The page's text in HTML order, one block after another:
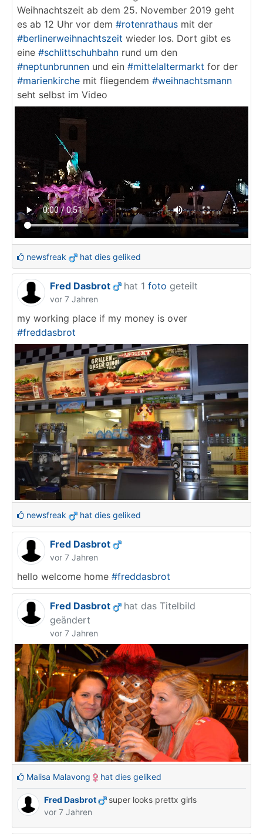
Weihnachtszeit ab dem 25. November 2019 geht
es ab 12 Uhr vor dem #rotenrathaus mit der
#berlinerweihnachtszeit wieder los. Dort gibt es
eine #schlittschuhbahn rund um den
#neptunbrunnen und ein #mittelaltermarkt for der
#marienkirche mit fliegendem #weihnachtsmann
seht selbst im Video
newsfreak hat dies geliked
Fred Dasbrot hat 1 foto geteilt
vor 7 Jahren
my working place if my money is over
#freddasbrot
newsfreak hat dies geliked
Fred Dasbrot
vor 7 Jahren
hello welcome home #freddasbrot
Fred Dasbrot
hat das Titelbild
geändert
vor 7 Jahren
Malisa Malavong hat dies geliked
Fred Dasbrot
super looks prettx girls
vor 7 Jahren